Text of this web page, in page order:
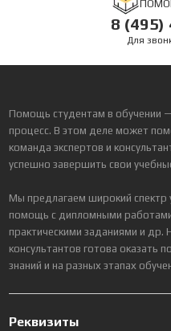
8 (495)
Для
Помощь студентам в обучении
процесс. В этом деле может
команда экспертов и
успешно завершить свои
Мы предлагаем широкий спектр
помощь с дипломными
практическими заданиями и
консультантов готова оказать
знаний и на разных этапах
Реквизиты